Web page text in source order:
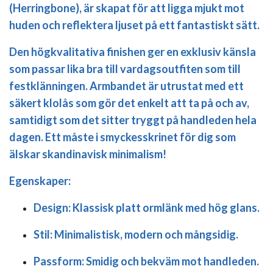
(Herringbone), är skapat för att ligga mjukt mot
huden och reflektera ljuset på ett fantastiskt sätt.
Den högkvalitativa finishen ger en exklusiv känsla
som passar lika bra till vardagsoutfiten som till
festklänningen. Armbandet är utrustat med ett
säkert klolås som gör det enkelt att ta på och av,
samtidigt som det sitter tryggt på handleden hela
dagen. Ett måste i smyckesskrinet för dig som
älskar skandinavisk minimalism!
Egenskaper:
Design:Klassisk platt ormlänk med hög glans.
Stil:Minimalistisk, modern och mångsidig.
Passform:Smidig och bekväm mot handleden.